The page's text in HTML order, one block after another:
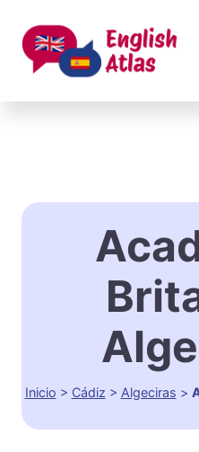
contenido
Inicio > Cádiz > Algeciras >